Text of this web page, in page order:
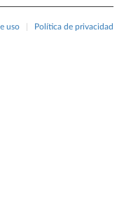
uso Política de privacidad